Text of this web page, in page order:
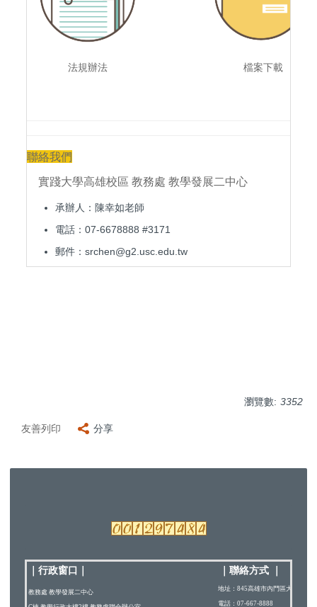
法規辦法 檔案下載
聯絡我們
實踐大學高雄校區 教務處 教學發展二中心
承辦人：陳幸如老師
電話：07-6678888 #3171
郵件：srchen@g2.usc.edu.tw
瀏覽數: 3352
友善列印 分享
｜行政窗口 聯絡方式
教務處 教學發展二中心 地址：845高雄市內門區大學路200
電話：07-667-8888